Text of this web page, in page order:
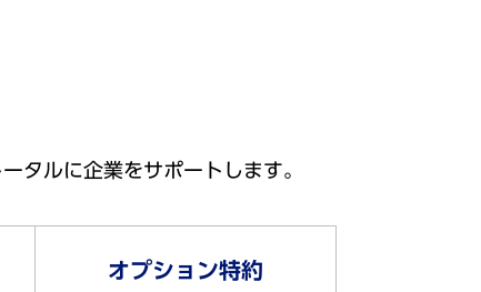
タルに企業をサポートします。
オプション特約